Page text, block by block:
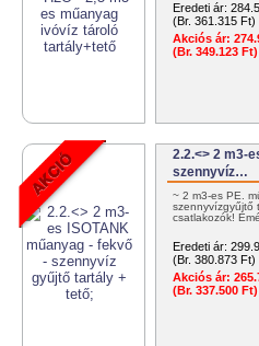
Eredeti ár:
(Br. 361.315 Ft)
Akciós ár:
(Br. 349.123 Ft)
2.2.<> 2 m3-
szennyvíz…
~ 2 m3-es PE.
szennyvízgyűjtő
csatlakozók!
Eredeti ár:
(Br. 380.873 Ft)
Akciós ár:
(Br. 337.500 Ft)